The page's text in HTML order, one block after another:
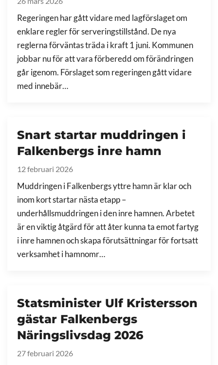
Regeringen har gått vidare med lagförslaget om
enklare regler för serveringstillstånd. De nya
reglerna förväntas träda i kraft 1 juni. Kommunen
jobbar nu för att vara förberedd om förändringen
går igenom. Förslaget som regeringen gått vidare
med innebär…
Snart startar muddringen i
Falkenbergs inre hamn
12 februari 2026
Muddringen i Falkenbergs yttre hamn är klar och
inom kort startar nästa etapp –
underhållsmuddringen i den inre hamnen. Arbetet
är en viktig åtgärd för att åter kunna ta emot fartyg
i inre hamnen och skapa förutsättningar för fortsatt
verksamhet i hamnomr…
Statsminister Ulf Kristersson
gästar Falkenbergs
Näringslivsdag 2026
27 februari 2026